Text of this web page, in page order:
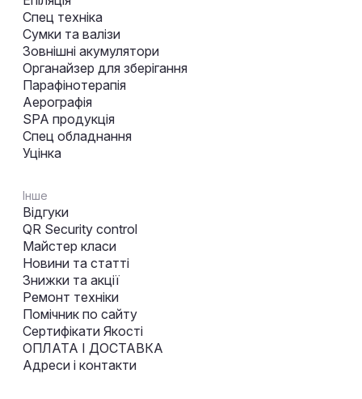
Спец техніка
Сумки та валізи
Зовнішні акумулятори
Органайзер для зберігання
Парафінотерапія
Аерографія
SPA продукція
Спец обладнання
Уцінка
Інше
Відгуки
QR Security control
Майстер класи
Новини та статті
Знижки та акції
Ремонт техніки
Помічник по сайту
Сертифікати Якості
ОПЛАТА І ДОСТАВКА
Адреси і контакти